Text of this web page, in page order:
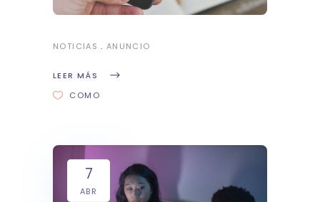
NOTICIAS ANUNCIO
LEER MÁS
COMO
7
ABR